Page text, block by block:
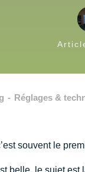
- Réglages &
souvent le
belle, le sujet